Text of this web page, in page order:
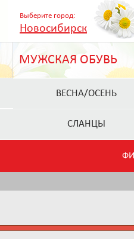
Выберите город:
Новосибирск
МУЖСКАЯ ОБУВЬ
ВЕСНА/ОСЕНЬ
СЛАНЦЫ